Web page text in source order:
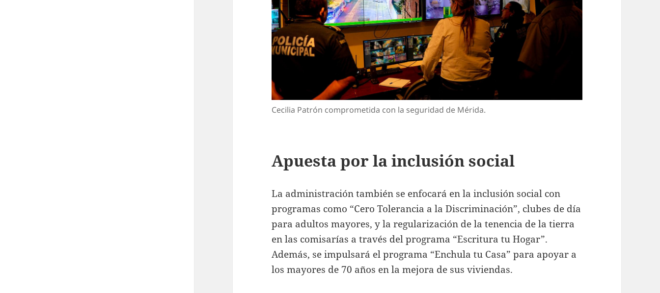
Cecilia Patrón comprometida con la seguridad de Mérida.
Apuesta por la inclusión social
La administración también se enfocará en la inclusión social con
programas como “Cero Tolerancia a la Discriminación”, clubes de día
para adultos mayores, y la regularización de la tenencia de la tierra
en las comisarías a través del programa “Escritura tu Hogar”.
Además, se impulsará el programa “Enchula tu Casa” para apoyar a
los mayores de 70 años en la mejora de sus viviendas.